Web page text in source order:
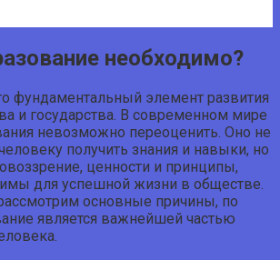
необходимо?
фундаментальный элемент развития
и государства. В современном мире
невозможно переоценить. Оно не
получить знания и навыки, но
ценности и принципы,
для успешной жизни в обществе.
основные причины, по
является важнейшей частью